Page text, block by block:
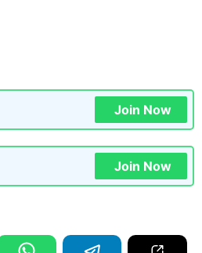
Join Now
Join Now